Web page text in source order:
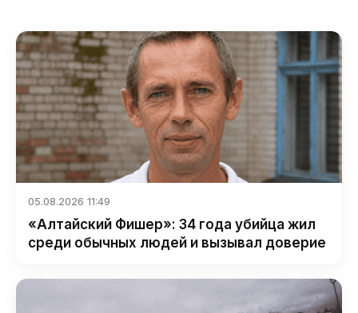
05.08.2026 11:49
«Алтайский Фишер»: 34 года убийца жил
среди обычных людей и вызывал доверие